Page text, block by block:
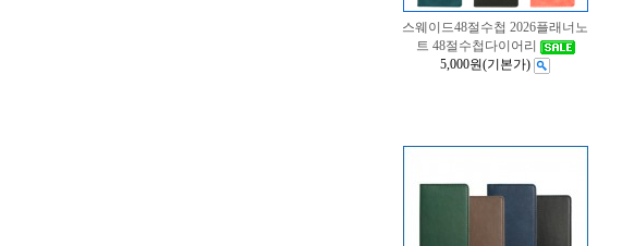
스웨이드48절수첩 2026플래너노
트 48절수첩다이어리
5,000원(기본가)